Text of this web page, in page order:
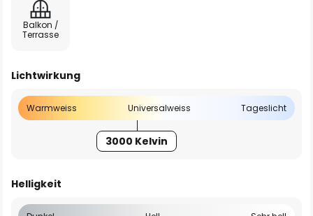
Balkon /
Terrasse
Lichtwirkung
Warmweiss Universalweiss Tageslicht
3000 Kelvin
Helligkeit